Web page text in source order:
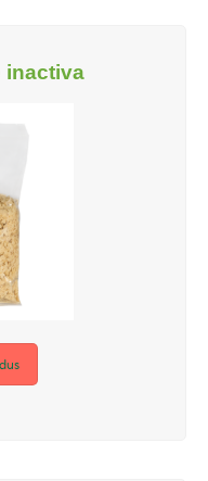
inactiva